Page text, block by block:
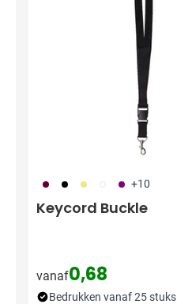
010 001 013 002 024 +10
Keycord Buckle
vanaf0,68
Bedrukken vanaf 25 stuks